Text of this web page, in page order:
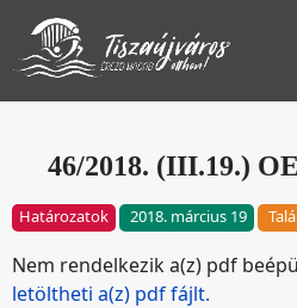
46/2018. (III.19.)
Határozatok 2018. március 19
Nem rendelkezik a(z) pdf
letöltheti a(z) pdf fájlt.